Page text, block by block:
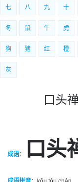
七 八 九 十
冬 鼠 牛 虎
狗 猪 红 橙
灰
口头
成语： 口头